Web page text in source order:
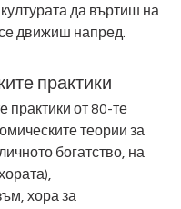
културата да въртиш на
движиш напред.
практики
практики от 80-те
теории за
богатство, на
хора за